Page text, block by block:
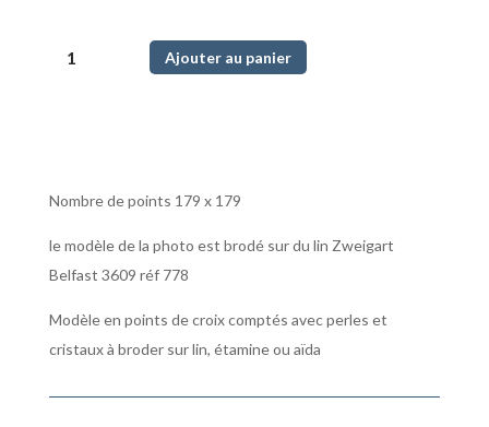
Ajouter au panier
Nombre de points 179 x 179
le modèle de la photo est brodé sur du lin Zweigart
Belfast 3609 réf 778
Modèle en points de croix comptés avec perles et
cristaux à broder sur lin, étamine ou aïda